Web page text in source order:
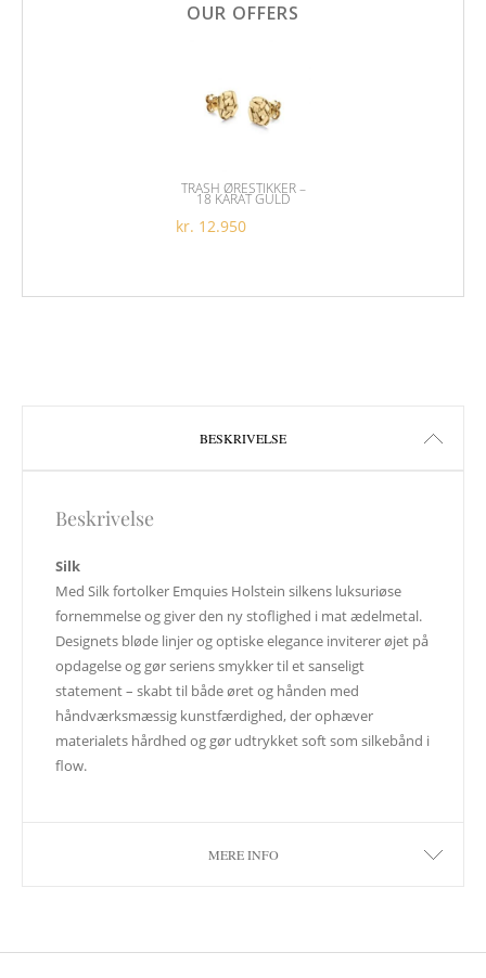
OUR OFFERS
TRASH ØRESTIKKER –
18 KARAT GULD
kr. 12.950
BESKRIVELSE
Beskrivelse
Silk
Med Silk fortolker Emquies Holstein silkens luksuriøse
fornemmelse og giver den ny stoflighed i mat ædelmetal.
Designets bløde linjer og optiske elegance inviterer øjet på
opdagelse og gør seriens smykker til et sanseligt
statement – skabt til både øret og hånden med
håndværksmæssig kunstfærdighed, der ophæver
materialets hårdhed og gør udtrykket soft som silkebånd i
flow.
MERE INFO